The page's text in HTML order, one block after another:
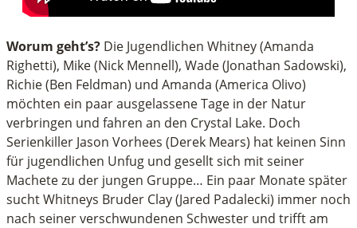
Worum geht’s? Die Jugendlichen Whitney (Amanda
Righetti), Mike (Nick Mennell), Wade (Jonathan Sadowski),
Richie (Ben Feldman) und Amanda (America Olivo)
möchten ein paar ausgelassene Tage in der Natur
verbringen und fahren an den Crystal Lake. Doch
Serienkiller Jason Vorhees (Derek Mears) hat keinen Sinn
für jugendlichen Unfug und gesellt sich mit seiner
Machete zu der jungen Gruppe… Ein paar Monate später
sucht Whitneys Bruder Clay (Jared Padalecki) immer noch
nach seiner verschwundenen Schwester und trifft am